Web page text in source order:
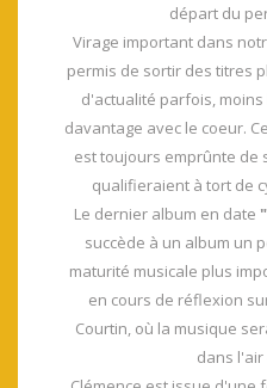
départ du
Virage important dans
permis de sortir des titres
d'actualité parfois,
davantage avec le coeur.
est toujours emprûnte de
qualifieraient à tort de
Le dernier album en date
succède à un album un
maturité musicale plus
en cours de réflexion
Courtin, où la musique
dans l'air